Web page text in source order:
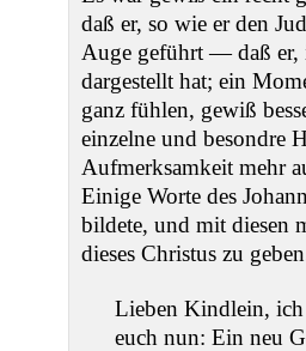
daß er, so wie er den
Auge geführt — daß er,
dargestellt hat; ein
ganz fühlen, gewiß
einzelne und besondre
Aufmerksamkeit mehr
Einige Worte des
bildete, und mit diesen
dieses Christus zu
Lieben Kindlein, ich
euch nun: Ein neu